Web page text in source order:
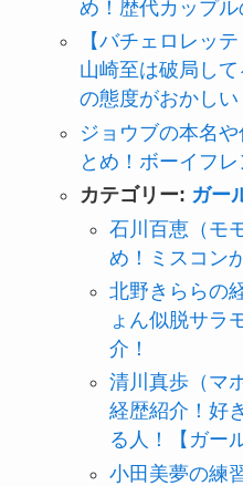
め！歴代カップル
【バチェロレッ
山崎至は破局し
の態度がおかしい
ジョウブの本名
とめ！ボーイフ
カテゴリー: ガー
石川百恵（モ
め！ミスコン
北野きららの
ょん似脱サラ
介！
清川真歩（マ
経歴紹介！好
る人！【ガー
小田美夢の練